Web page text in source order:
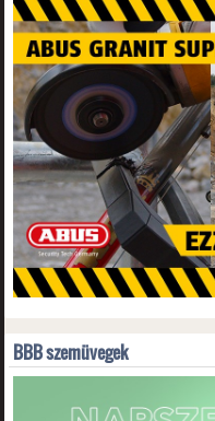
BBB szemüvegek